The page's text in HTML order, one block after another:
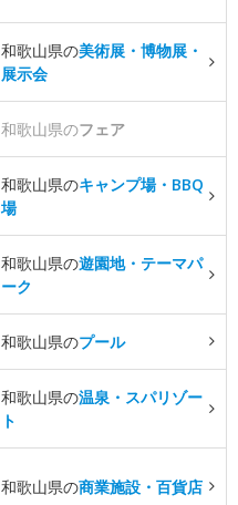
和歌山県の美術展・博物展・
展示会
和歌山県のフェア
和歌山県のキャンプ場・BBQ
場
和歌山県の遊園地・テーマパ
ーク
和歌山県のプール
和歌山県の温泉・スパリゾー
ト
和歌山県の商業施設・百貨店